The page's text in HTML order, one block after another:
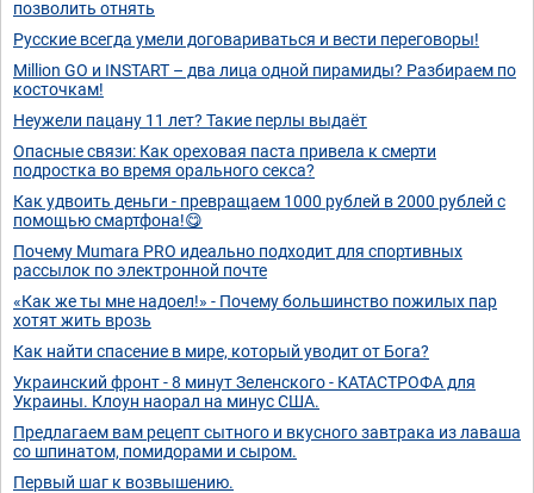
позволить отнять
Русские всегда умели договариваться и вести переговоры!
Million GO и INSTART – два лица одной пирамиды? Разбираем по
косточкам!
Неужели пацану 11 лет? Такие перлы выдаёт
Опасные связи: Как ореховая паста привела к смерти
подростка во время орального секса?
Как удвоить деньги - превращаем 1000 рублей в 2000 рублей с
помощью смартфона!😋
Почему Mumara PRO идеально подходит для спортивных
рассылок по электронной почте
«Как же ты мне надоел!» - Почему большинство пожилых пар
хотят жить врозь
Как найти спасение в мире, который уводит от Бога?
Украинский фронт - 8 минут Зеленского - КАТАСТРОФА для
Украины. Клоун наорал на минус США.
Предлагаем вам рецепт сытного и вкусного завтрака из лаваша
со шпинатом, помидорами и сыром.
Первый шаг к возвышению.